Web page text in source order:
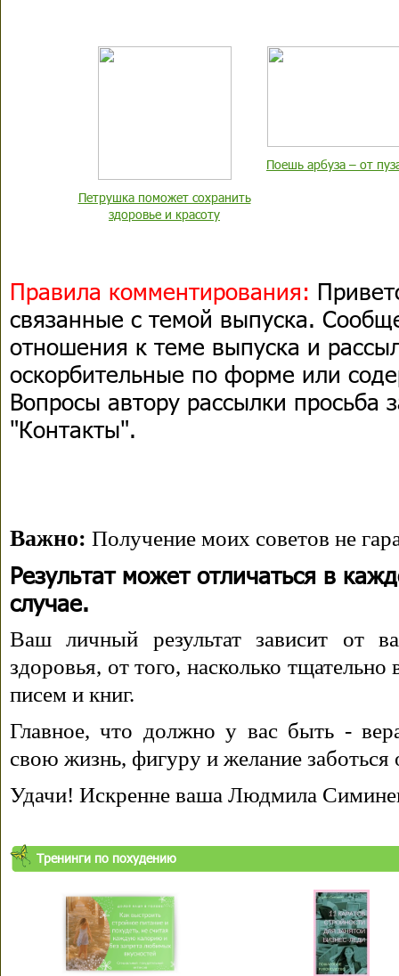
Петрушка поможет сохранить
здоровье и красоту
Поешь арбуза – от
Правила комментирования:
связанные с темой выпуска.
отношения к теме выпуска и
оскорбительные по форме или
Вопросы автору рассылки просьба
"Контакты".
Важно: Получение моих советов не
Результат может отличаться в
случае.
Ваш личный результат зависит от
здоровья, от того, насколько
писем и книг.
Главное, что должно у вас быть -
свою жизнь, фигуру и желание заботься
Удачи! Искренне ваша Людмила
Тренинги по похудению